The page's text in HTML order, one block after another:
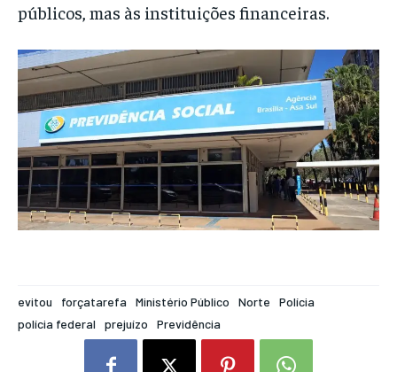
públicos, mas às instituições financeiras.
evitou forçatarefa Ministério Público Norte
Polícia
polícia federal
prejuízo Previdência